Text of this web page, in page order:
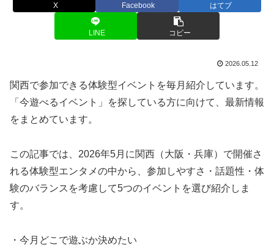
X Facebook はてブ
LINE コピー
2026.05.12
関西で参加できる体験型イベントを毎月紹介しています。
「今遊べるイベント」を探している方に向けて、最新情報
をまとめています。
この記事では、2026年5月に関西（大阪・兵庫）で開催さ
れる体験型エンタメの中から、参加しやすさ・話題性・体
験のバランスを考慮して5つのイベントを選び紹介しま
す。
・今月どこで遊ぶか決めたい